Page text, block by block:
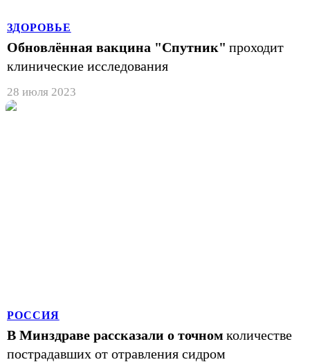
ЗДОРОВЬЕ
Обновлённая вакцина "Спутник" проходит
клинические исследования
28 июля 2023
РОССИЯ
В Минздраве рассказали о точном количестве
пострадавших от отравления сидром